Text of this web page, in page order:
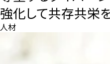
強化して共存共栄
人材